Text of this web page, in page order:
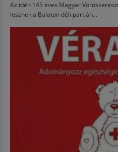
Az idén 145 éves Magyar
lesznek a Balaton déli partján...